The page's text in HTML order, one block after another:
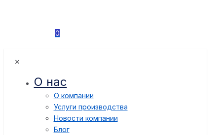
0
✕
О нас
О компании
Услуги производства
Новости компании
Блог